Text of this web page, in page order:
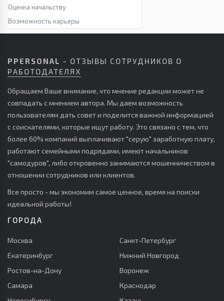
Оценка начальству
Возможность карьеры
PPERSONAL - ОТЗЫВЫ СОТРУДНИКОВ О
РАБОТОДАТЕЛЯХ
Обращаем Ваше внимание, что мнение редакции может не
совпадать с мнением автора. Мы даем возможность
пользователям дать совет и поделится важной информацией
с соискателями, которые ищут работу. Это связано с тем, что
более 60% компаний выплачивают "серую" заработную плату,
работают семейными подрядами, имеют начальников
"самодуров", либо откровенно занимаются мошенничеством в
отношении сотрудников или клиентов.
Все просто - мы экономим самое ценное, время на поиски
идеальной работы!
ГОРОДА
Москва
Санкт-Петербург
Екатеринбург
Нижний Новгород
Ростов-на-Дону
Воронеж
Самара
Краснодар